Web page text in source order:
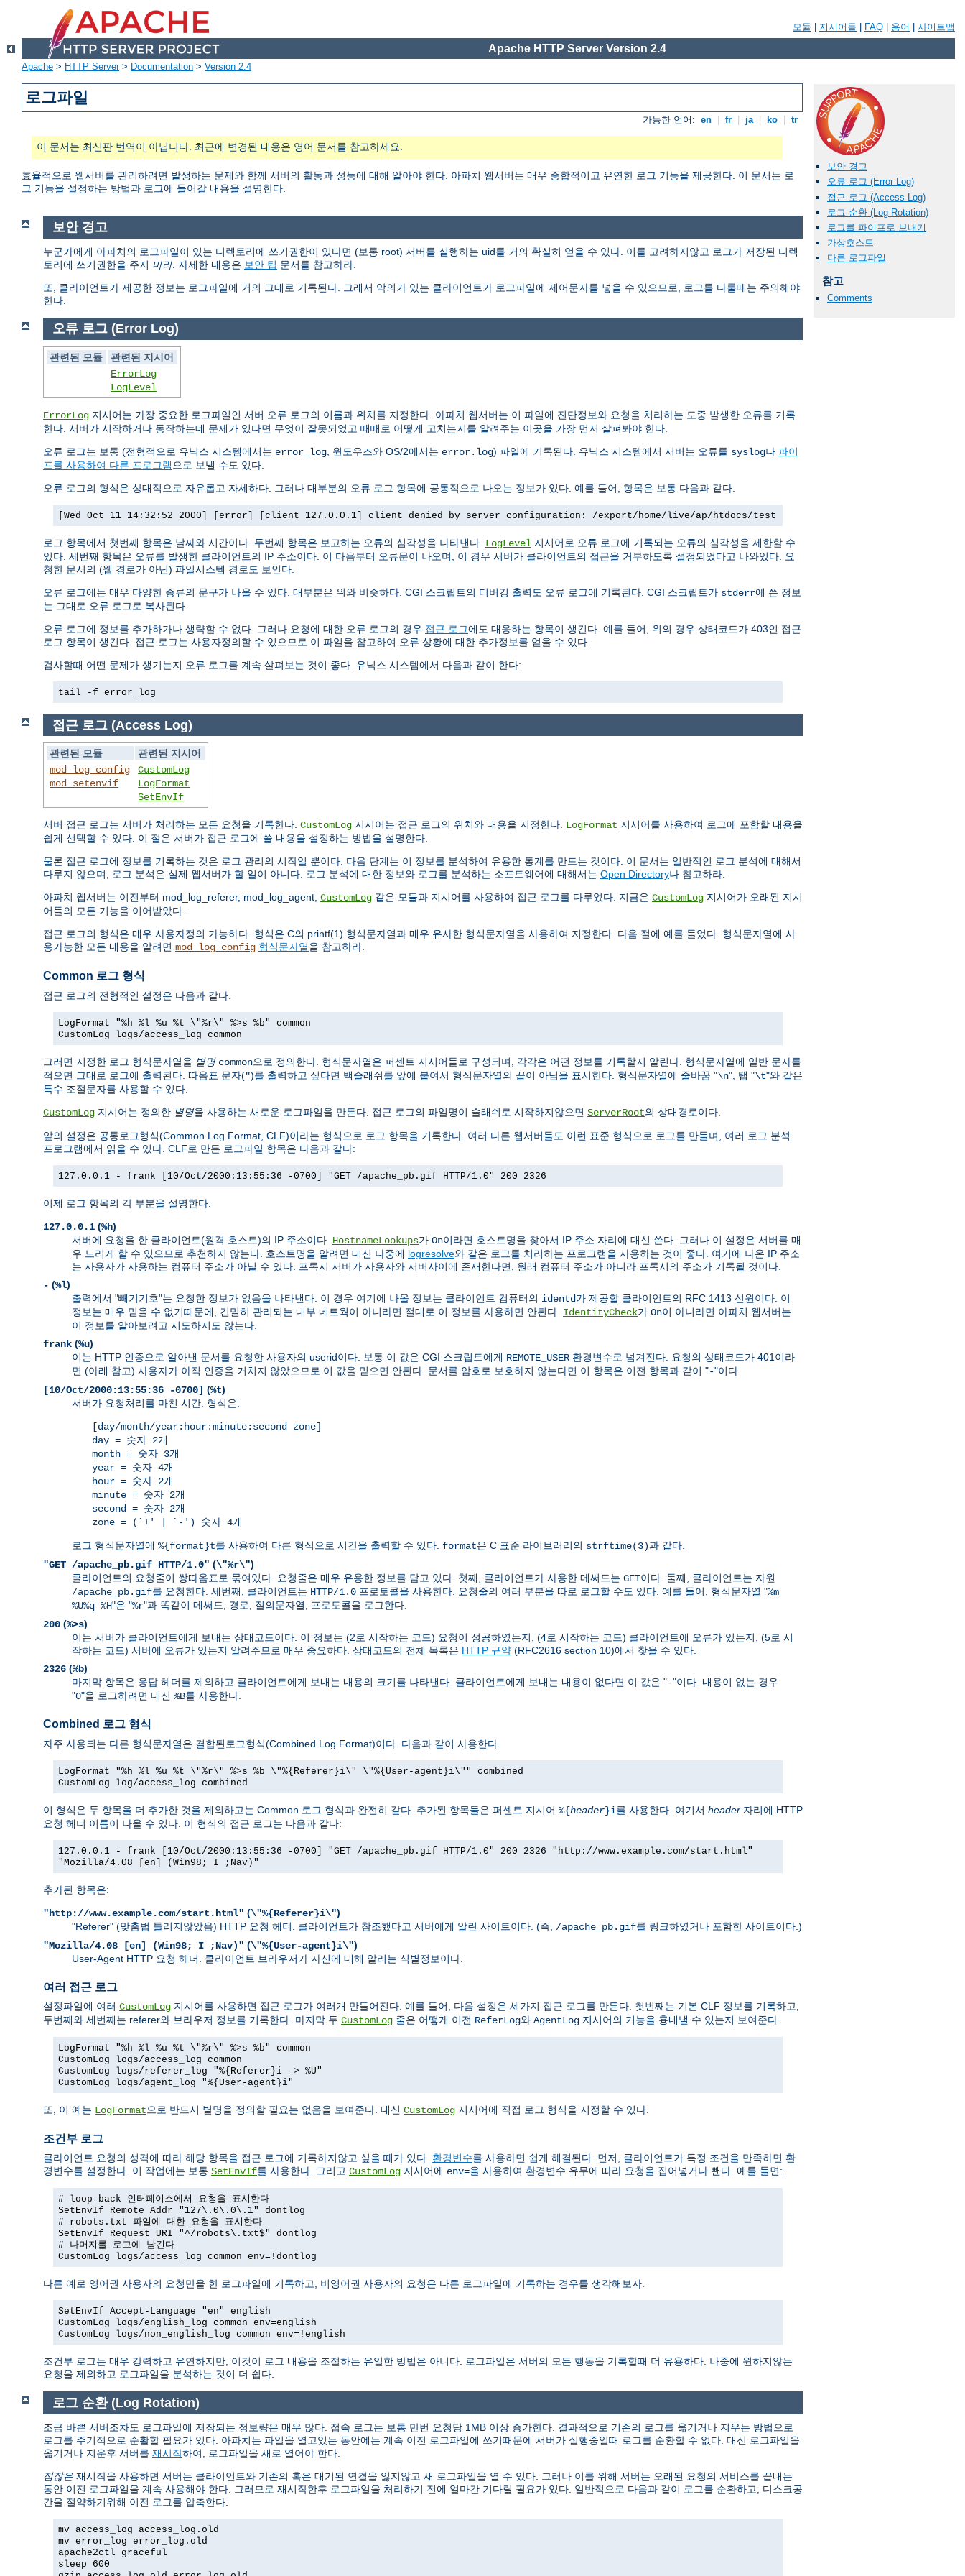
모듈 지시어들 FAQ 용어 사이트맵
Apache HTTP Server Version 2.4
Apache > HTTP Server> Documentation > Version 2.4
로그파일
가능한 언어: en fr ja ko tr
이 문서는 최신판 번역이 아닙니다. 최근에 변경된 내용은 영어 문서를 참고하세요.
효율적으로 웹서버를 관리하려면 발생하는 문제와 함께 서버의 활동과 성능에 대해 알아야 한다. 아파치 웹서버는 매우 종합적이고 유연한 로그 기능을 제공한다. 이 문서는 로
그 기능을 설정하는 방법과 로그에 들어갈 내용을 설명한다.
보안 경고
오류 로그 (Error Log)
접근 로그 (Access Log)
로그 순환 (Log Rotation)
로그를 파이프로 보내기
가상호스트
다른 로그파일
참고
Comments
보안 경고
누군가에게 아파치의 로그파일이 있는 디렉토리에 쓰기권한이 있다면 (보통 root) 서버를 실행하는 uid를 거의 확실히 얻을 수 있다. 이를 고려하지않고 로그가 저장된 디렉
토리에 쓰기권한을 주지 마라. 자세한 내용은 보안 팁 문서를 참고하라.
또, 클라이언트가 제공한 정보는 로그파일에 거의 그대로 기록된다. 그래서 악의가 있는 클라이언트가 로그파일에 제어문자를 넣을 수 있으므로, 로그를 다룰때는 주의해야
한다.
오류 로그 (Error Log)
관련된 모듈
관련된 지시어
ErrorLog
LogLevel
ErrorLog 지시어는 가장 중요한 로그파일인 서버 오류 로그의 이름과 위치를 지정한다. 아파치 웹서버는 이 파일에 진단정보와 요청을 처리하는 도중 발생한 오류를 기록
한다. 서버가 시작하거나 동작하는데 문제가 있다면 무엇이 잘못되었고 때때로 어떻게 고치는지를 알려주는 이곳을 가장 먼저 살펴봐야 한다.
오류 로그는 보통 (전형적으로 유닉스 시스템에서는 error_log , 윈도우즈와 OS/2에서는 error.log) 파일에 기록된다. 유닉스 시스템에서 서버는 오류를 syslog나 파이
프를 사용하여 다른 프로그램 으로 보낼 수도 있다.
오류 로그의 형식은 상대적으로 자유롭고 자세하다. 그러나 대부분의 오류 로그 항목에 공통적으로 나오는 정보가 있다. 예를 들어, 항목은 보통 다음과 같다.
[Wed Oct 11 14:32:52 2000] [error] [client 127.0.0.1] client denied by server configuration: /export/home/live/ap/htdocs/test
로그 항목에서 첫번째 항목은 날짜와 시간이다. 두번째 항목은 보고하는 오류의 심각성을 나타낸다. LogLevel 지시어로 오류 로그에 기록되는 오류의 심각성을 제한할 수
있다. 세번째 항목은 오류를 발생한 클라이언트의 IP 주소이다. 이 다음부터 오류문이 나오며, 이 경우 서버가 클라이언트의 접근을 거부하도록 설정되었다고 나와있다. 요
청한 문서의 (웹 경로가 아닌) 파일시스템 경로도 보인다.
오류 로그에는 매우 다양한 종류의 문구가 나올 수 있다. 대부분은 위와 비슷하다. CGI 스크립트의 디버깅 출력도 오류 로그에 기록된다. CGI 스크립트가 stderr에 쓴 정보
는 그대로 오류 로그로 복사된다.
오류 로그에 정보를 추가하가나 생략할 수 없다. 그러나 요청에 대한 오류 로그의 경우 접근 로그에도 대응하는 항목이 생긴다. 예를 들어, 위의 경우 상태코드가 403인 접근
로그 항목이 생긴다. 접근 로그는 사용자정의할 수 있으므로 이 파일을 참고하여 오류 상황에 대한 추가정보를 얻을 수 있다.
검사할때 어떤 문제가 생기는지 오류 로그를 계속 살펴보는 것이 좋다. 유닉스 시스템에서 다음과 같이 한다:
tail -f error_log
접근 로그 (Access Log)
관련된 모듈
관련된 지시어
mod_log_config
mod_setenvif
CustomLog
LogFormat
SetEnvIf
서버 접근 로그는 서버가 처리하는 모든 요청을 기록한다. CustomLog 지시어는 접근 로그의 위치와 내용을 지정한다. LogFormat 지시어를 사용하여 로그에 포함할 내용을
쉽게 선택할 수 있다. 이 절은 서버가 접근 로그에 쓸 내용을 설정하는 방법을 설명한다.
물론 접근 로그에 정보를 기록하는 것은 로그 관리의 시작일 뿐이다. 다음 단계는 이 정보를 분석하여 유용한 통계를 만드는 것이다. 이 문서는 일반적인 로그 분석에 대해서
다루지 않으며, 로그 분석은 실제 웹서버가 할 일이 아니다. 로그 분석에 대한 정보와 로그를 분석하는 소프트웨어에 대해서는 Open Directory나 참고하라.
아파치 웹서버는 이전부터 mod_log_referer, mod_log_agent, CustomLog 같은 모듈과 지시어를 사용하여 접근 로그를 다루었다. 지금은 CustomLog 지시어가 오래된 지시
어들의 모든 기능을 이어받았다.
접근 로그의 형식은 매우 사용자정의 가능하다. 형식은 C의 printf(1) 형식문자열과 매우 유사한 형식문자열을 사용하여 지정한다. 다음 절에 예를 들었다. 형식문자열에 사
용가능한 모든 내용을 알려면 mod_log_config 형식문자열을 참고하라.
Common 로그 형식
접근 로그의 전형적인 설정은 다음과 같다.
LogFormat "%h %l %u %t \"%r\" %>s %b" common
CustomLog logs/access_log common
그러면 지정한 로그 형식문자열을 별명 common으로 정의한다. 형식문자열은 퍼센트 지시어들로 구성되며, 각각은 어떤 정보를 기록할지 알린다. 형식문자열에 일반 문자를
적으면 그대로 로그에 출력된다. 따옴표 문자(")를 출력하고 싶다면 백슬래쉬를 앞에 붙여서 형식문자열의 끝이 아님을 표시한다. 형식문자열에 줄바꿈 "\n", 탭 "\t"와 같은
특수 조절문자를 사용할 수 있다.
CustomLog 지시어는 정의한 별명을 사용하는 새로운 로그파일을 만든다. 접근 로그의 파일명이 슬래쉬로 시작하지않으면 ServerRoot의 상대경로이다.
앞의 설정은 공통로그형식(Common Log Format, CLF)이라는 형식으로 로그 항목을 기록한다. 여러 다른 웹서버들도 이런 표준 형식으로 로그를 만들며, 여러 로그 분석
프로그램에서 읽을 수 있다. CLF로 만든 로그파일 항목은 다음과 같다:
127.0.0.1 - frank [10/Oct/2000:13:55:36 -0700] "GET /apache_pb.gif HTTP/1.0" 200 2326
이제 로그 항목의 각 부분을 설명한다.
127.0.0.1 (%h)
서버에 요청을 한 클라이언트(원격 호스트)의 IP 주소이다. HostnameLookups가 On이라면 호스트명을 찾아서 IP 주소 자리에 대신 쓴다. 그러나 이 설정은 서버를 매
우 느리게 할 수 있으므로 추천하지 않는다. 호스트명을 알려면 대신 나중에 logresolve와 같은 로그를 처리하는 프로그램을 사용하는 것이 좋다. 여기에 나온 IP 주소
는 사용자가 사용하는 컴퓨터 주소가 아닐 수 있다. 프록시 서버가 사용자와 서버사이에 존재한다면, 원래 컴퓨터 주소가 아니라 프록시의 주소가 기록될 것이다.
- (%l)
출력에서 "빼기기호"는 요청한 정보가 없음을 나타낸다. 이 경우 여기에 나올 정보는 클라이언트 컴퓨터의 identd가 제공할 클라이언트의 RFC 1413 신원이다. 이
정보는 매우 믿을 수 없기때문에, 긴밀히 관리되는 내부 네트웍이 아니라면 절대로 이 정보를 사용하면 안된다. IdentityCheck가 On이 아니라면 아파치 웹서버는
이 정보를 알아보려고 시도하지도 않는다.
frank (%u)
이는 HTTP 인증으로 알아낸 문서를 요청한 사용자의 userid이다. 보통 이 값은 CGI 스크립트에게 REMOTE_USER 환경변수로 넘겨진다. 요청의 상태코드가 401이라
면 (아래 참고) 사용자가 아직 인증을 거치지 않았으므로 이 값을 믿으면 안된다. 문서를 암호로 보호하지 않는다면 이 항목은 이전 항목과 같이 "-"이다.
[10/Oct/2000:13:55:36 -0700] (%t)
서버가 요청처리를 마친 시간. 형식은:
[day/month/year:hour:minute:second zone]
day = 숫자 2개
month = 숫자 3개
year = 숫자 4개
hour = 숫자 2개
minute = 숫자 2개
second = 숫자 2개
zone = (`+' | `-') 숫자 4개
로그 형식문자열에 %{format}t를 사용하여 다른 형식으로 시간을 출력할 수 있다. format은 C 표준 라이브러리의 strftime(3)과 같다.
"GET /apache_pb.gif HTTP/1.0" (\"%r\")
클라이언트의 요청줄이 쌍따옴표로 묶여있다. 요청줄은 매우 유용한 정보를 담고 있다. 첫째, 클라이언트가 사용한 메써드는 GET이다. 둘째, 클라이언트는 자원
/apache_pb.gif를 요청한다. 세번째, 클라이언트는 HTTP/1.0 프로토콜을 사용한다. 요청줄의 여러 부분을 따로 로그할 수도 있다. 예를 들어, 형식문자열 "%m
%U%q %H"은 "%r"과 똑같이 메써드, 경로, 질의문자열, 프로토콜을 로그한다.
200 (%>s)
이는 서버가 클라이언트에게 보내는 상태코드이다. 이 정보는 (2로 시작하는 코드) 요청이 성공하였는지, (4로 시작하는 코드) 클라이언트에 오류가 있는지, (5로 시
작하는 코드) 서버에 오류가 있는지 알려주므로 매우 중요하다. 상태코드의 전체 목록은 HTTP 규약 (RFC2616 section 10)에서 찾을 수 있다.
2326 (%b)
마지막 항목은 응답 헤더를 제외하고 클라이언트에게 보내는 내용의 크기를 나타낸다. 클라이언트에게 보내는 내용이 없다면 이 값은 "-"이다. 내용이 없는 경우
"0"을 로그하려면 대신 %B를 사용한다.
Combined 로그 형식
자주 사용되는 다른 형식문자열은 결합된로그형식(Combined Log Format)이다. 다음과 같이 사용한다.
LogFormat "%h %l %u %t \"%r\" %>s %b \"%{Referer}i\" \"%{User-agent}i\"" combined
CustomLog log/access_log combined
이 형식은 두 항목을 더 추가한 것을 제외하고는 Common 로그 형식과 완전히 같다. 추가된 항목들은 퍼센트 지시어 %{header}i를 사용한다. 여기서 header 자리에 HTTP
요청 헤더 이름이 나올 수 있다. 이 형식의 접근 로그는 다음과 같다:
127.0.0.1 - frank [10/Oct/2000:13:55:36 -0700] "GET /apache_pb.gif HTTP/1.0" 200 2326 "http://www.example.com/start.html"
"Mozilla/4.08 [en] (Win98; I ;Nav)"
추가된 항목은:
"http://www.example.com/start.html" (\"%{Referer}i\")
"Referer" (맞춤법 틀리지않았음) HTTP 요청 헤더. 클라이언트가 참조했다고 서버에게 알린 사이트이다. (즉, /apache_pb.gif를 링크하였거나 포함한 사이트이다.)
"Mozilla/4.08 [en] (Win98; I ;Nav)" (\"%{User-agent}i\")
User-Agent HTTP 요청 헤더. 클라이언트 브라우저가 자신에 대해 알리는 식별정보이다.
여러 접근 로그
설정파일에 여러 CustomLog 지시어를 사용하면 접근 로그가 여러개 만들어진다. 예를 들어, 다음 설정은 세가지 접근 로그를 만든다. 첫번째는 기본 CLF 정보를 기록하고,
두번째와 세번째는 referer와 브라우저 정보를 기록한다. 마지막 두 CustomLog 줄은 어떻게 이전 ReferLog와 AgentLog 지시어의 기능을 흉내낼 수 있는지 보여준다.
LogFormat "%h %l %u %t \"%r\" %>s %b" common
CustomLog logs/access_log common
CustomLog logs/referer_log "%{Referer}i -> %U"
CustomLog logs/agent_log "%{User-agent}i"
또, 이 예는 LogFormat으로 반드시 별명을 정의할 필요는 없음을 보여준다. 대신 CustomLog 지시어에 직접 로그 형식을 지정할 수 있다.
조건부 로그
클라이언트 요청의 성격에 따라 해당 항목을 접근 로그에 기록하지않고 싶을 때가 있다. 환경변수를 사용하면 쉽게 해결된다. 먼저, 클라이언트가 특정 조건을 만족하면 환
경변수를 설정한다. 이 작업에는 보통 SetEnvIf를 사용한다. 그리고 CustomLog 지시어에 env=을 사용하여 환경변수 유무에 따라 요청을 집어넣거나 뺀다. 예를 들면:
# loop-back 인터페이스에서 요청을 표시한다
SetEnvIf Remote_Addr "127\.0\.0\.1" dontlog
# robots.txt 파일에 대한 요청을 표시한다
SetEnvIf Request_URI "^/robots\.txt$" dontlog
# 나머지를 로그에 남긴다
CustomLog logs/access_log common env=!dontlog
다른 예로 영어권 사용자의 요청만을 한 로그파일에 기록하고, 비영어권 사용자의 요청은 다른 로그파일에 기록하는 경우를 생각해보자.
SetEnvIf Accept-Language "en" english
CustomLog logs/english_log common env=english
CustomLog logs/non_english_log common env=!english
조건부 로그는 매우 강력하고 유연하지만, 이것이 로그 내용을 조절하는 유일한 방법은 아니다. 로그파일은 서버의 모든 행동을 기록할때 더 유용하다. 나중에 원하지않는
요청을 제외하고 로그파일을 분석하는 것이 더 쉽다.
로그 순환 (Log Rotation)
조금 바쁜 서버조차도 로그파일에 저장되는 정보량은 매우 많다. 접속 로그는 보통 만번 요청당 1MB 이상 증가한다. 결과적으로 기존의 로그를 옮기거나 지우는 방법으로
로그를 주기적으로 순활할 필요가 있다. 아파치는 파일을 열고있는 동안에는 계속 이전 로그파일에 쓰기때문에 서버가 실행중일때 로그를 순환할 수 없다. 대신 로그파일을
옮기거나 지운후 서버를 재시작하여, 로그파일을 새로 열어야 한다.
점잖은 재시작을 사용하면 서버는 클라이언트와 기존의 혹은 대기된 연결을 잃지않고 새 로그파일을 열 수 있다. 그러나 이를 위해 서버는 오래된 요청의 서비스를 끝내는
동안 이전 로그파일을 계속 사용해야 한다. 그러므로 재시작한후 로그파일을 처리하기 전에 얼마간 기다릴 필요가 있다. 일반적으로 다음과 같이 로그를 순환하고, 디스크공
간을 절약하기위해 이전 로그를 압축한다:
mv access_log access_log.old
mv error_log error_log.old
apache2ctl graceful
sleep 600